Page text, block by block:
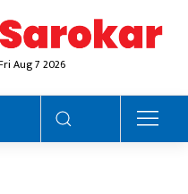
Fri Aug 7 2026